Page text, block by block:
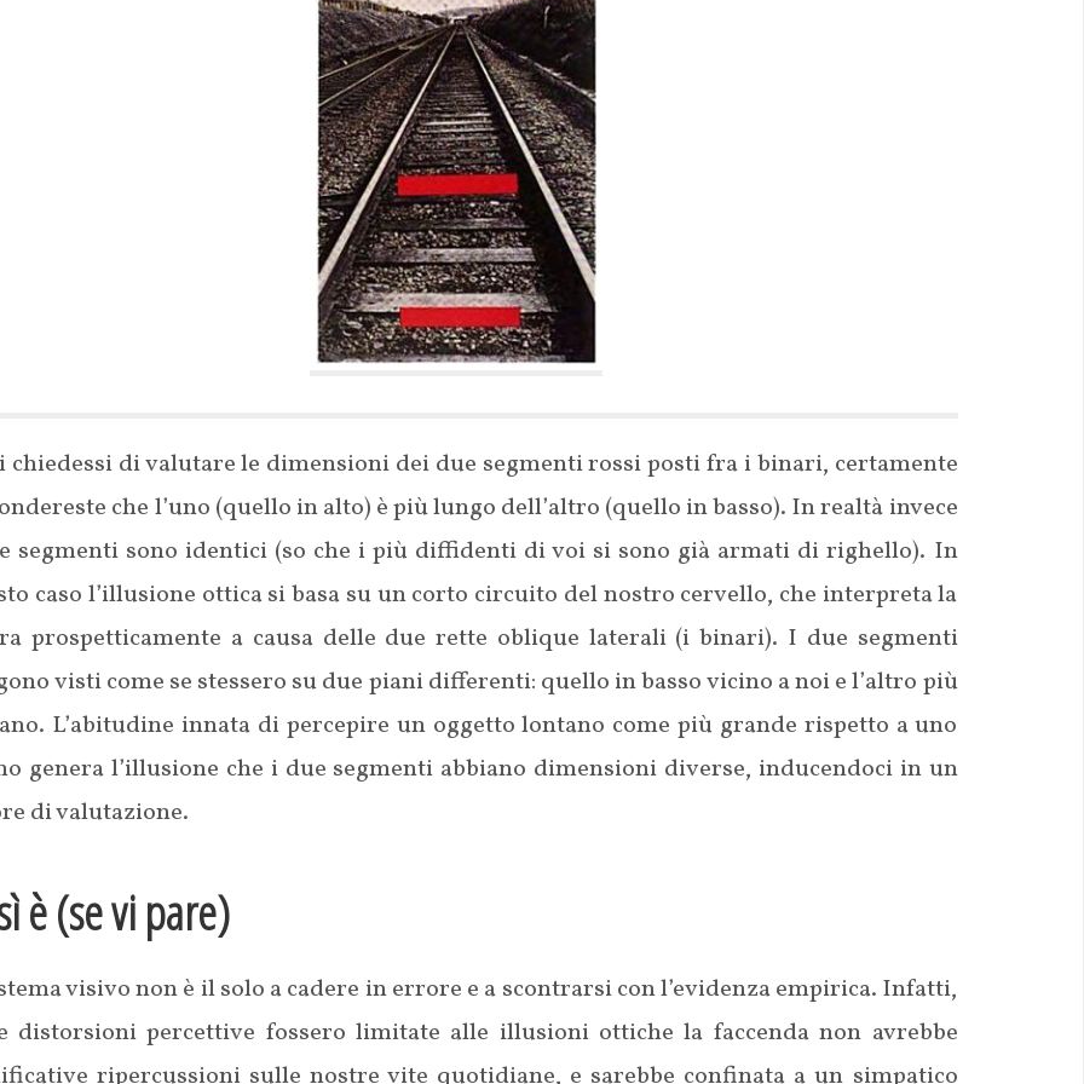
chiedessi di valutare le dimensioni dei due segmenti rossi posti fra i binari, certamente
che l’uno (quello in alto) è più lungo dell’altro (quello in basso). In realtà invece
segmenti sono identici (so che i più diffidenti di voi si sono già armati di righello). In
caso l’illusione ottica si basa su un corto circuito del nostro cervello, che interpreta la
prospetticamente a causa delle due rette oblique laterali (i binari). I due segmenti
visti come se stessero su due piani differenti: quello in basso vicino a noi e l’altro più
L’abitudine innata di percepire un oggetto lontano come più grande rispetto a uno
genera l’illusione che i due segmenti abbiano dimensioni diverse, inducendoci in un
di valutazione.
è (se vi pare)
visivo non è il solo a cadere in errore e a scontrarsi con l’evidenza empirica. Infatti,
distorsioni percettive fossero limitate alle illusioni ottiche la faccenda non avrebbe
ripercussioni sulle nostre vite quotidiane, e sarebbe confinata a un simpatico